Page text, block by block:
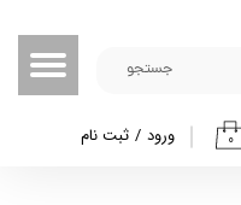
جستجو
۰ ورود / ثبت نام